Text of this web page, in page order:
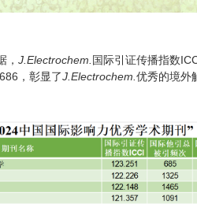
， J.Electrochem. 国际引证传播指数
， 彰显了J.Electrochem. 优秀的境外